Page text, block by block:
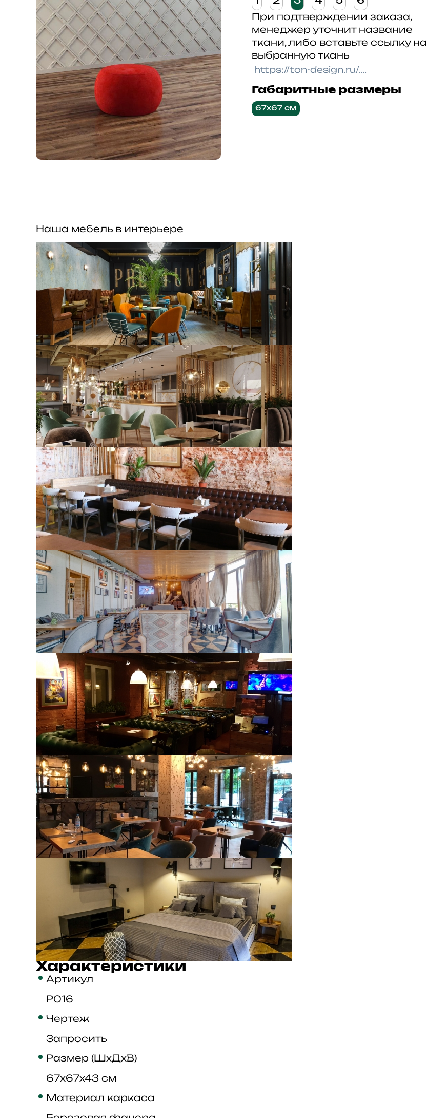
При подтверждении заказа,
менеджер уточнит название
ткани, либо вставьте ссылку на
выбранную ткань
Габаритные размеры
67x67 см
Наша мебель в интерьере
Характеристики
Артикул
P016
Чертеж
Запросить
Размер (ШхДхВ)
67x67x43 см
Материал каркаса